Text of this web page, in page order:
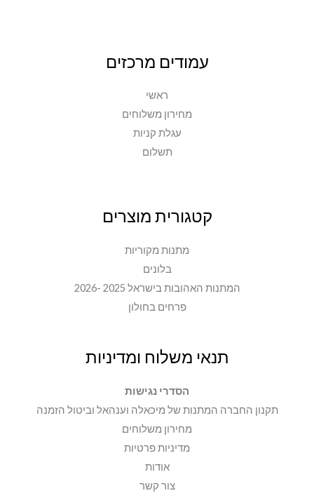
עמודים מרכזים
ראשי
מחירון משלוחים
עגלת קניות
תשלום
קטגורית מוצרים
מתנות מקוריות
בלונים
המתנות האהובות בישראל 2025 -2026
פרחים בחולון
תנאי משלוח ומדיניות
הסדרי נגישות
תקנון החברה המתנות של מיכאלה וענהאל וביטול הזמנה
מחירון משלוחים
מדיניות פרטיות
אודות
צור קשר